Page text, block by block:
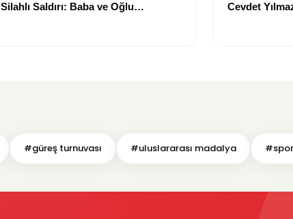
Silahlı Saldırı: Baba ve Oğlu
Cevdet
#güreş turnuvası #uluslararası madalya